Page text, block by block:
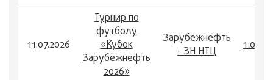
11.07.2026
Турнир по
футболу
«Кубок
Зарубежнефть
2026»
Зарубежнефть
- ЗН НТЦ
1:0